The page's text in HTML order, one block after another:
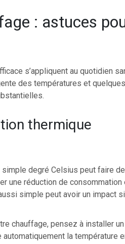
: astuces
s’appliquent au quotidien
des températures et
thermique
simple degré Celsius peut faire
une réduction de consommation
simple peut avoir un impact
chauffage, pensez à installer
la température